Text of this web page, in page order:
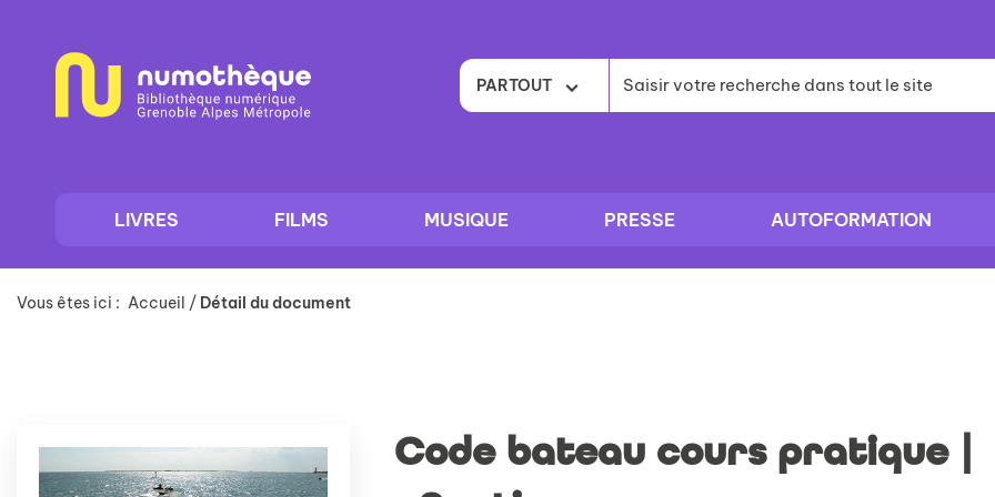
contenu
PARTOUT
LIVRES FILMS MUSIQUE PRESSE AUTOFORMATION
Vous êtes ici : Accueil / Détail du document
Code bateau cours pratique |